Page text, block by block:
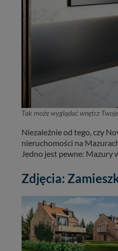
Tak może wyglądać wnętrz
Niezależnie od tego, czy
nieruchomości na
Jedno jest pewne: Mazury
Zdjęcia: